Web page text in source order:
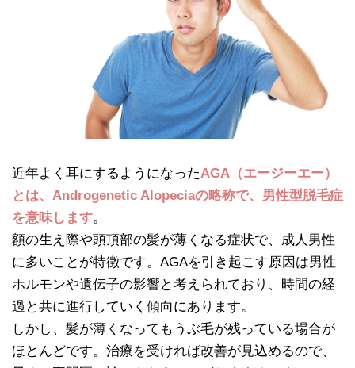
近年よく耳にするようになったAGA（エージーエー）
とは、Androgenetic Alopeciaの略称で、男性型脱毛症
を意味します。
額の生え際や頭頂部の髪が薄くなる症状で、成人男性
に多いことが特徴です。AGAを引き起こす原因は男性
ホルモンや遺伝子の影響と考えられており、時間の経
過と共に進行していく傾向にあります。
しかし、髪が薄くなってもうぶ毛が残っている場合が
ほとんどです。治療を受ければ改善が見込めるので、